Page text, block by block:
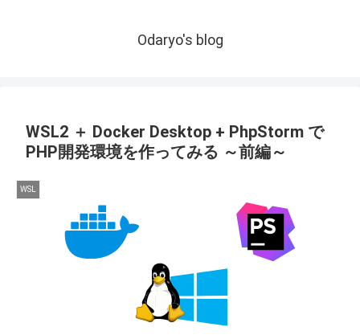
Odaryo's blog
WSL2 ＋ Docker Desktop + PhpStorm で
PHP開発環境を作ってみる ～前編～
WSL